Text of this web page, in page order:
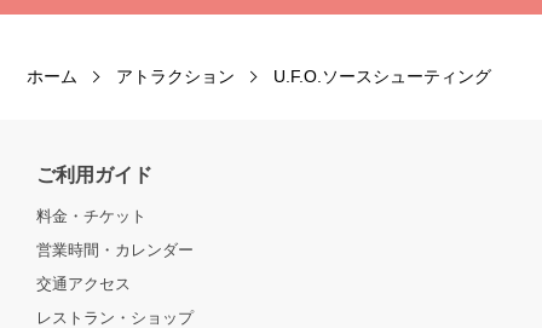
ホーム アトラクション U.F.O.ソースシューティング
ご利用ガイド
料金・チケット
営業時間・カレンダー
交通アクセス
レストラン・ショップ